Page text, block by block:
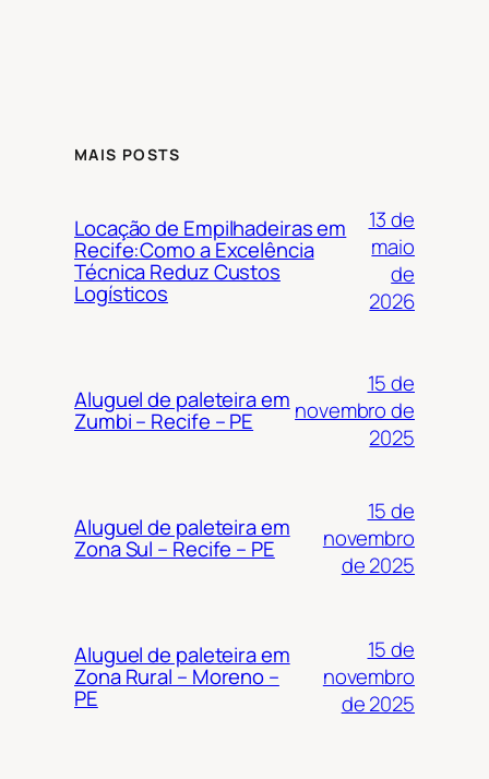
MAIS POSTS
Locação de Empilhadeiras em
Recife:Como a Excelência
Técnica Reduz Custos
Logísticos
13 de
maio
de
2026
Aluguel de paleteira em
Zumbi – Recife – PE
15 de
novembro de
2025
Aluguel de paleteira em
Zona Sul – Recife – PE
15 de
novembro
de 2025
Aluguel de paleteira em
Zona Rural – Moreno –
PE
15 de
novembro
de 2025